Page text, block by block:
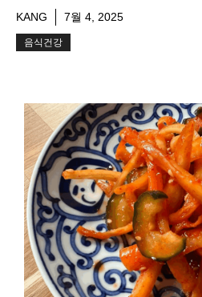
KANG 7월 4, 2025
음식건강